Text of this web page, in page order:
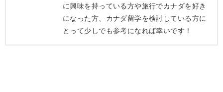
に興味を持っている方や旅行でカナダを好き
になった方、カナダ留学を検討している方に
とって少しでも参考になれば幸いです！